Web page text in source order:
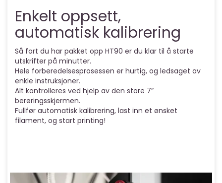
Enkelt oppsett,
automatisk kalibrering
Så fort du har pakket opp HT90 er du klar til å starte
utskrifter på minutter.
Hele forberedelsesprosessen er hurtig, og ledsaget av
enkle instruksjoner.
Alt kontrolleres ved hjelp av den store 7″
berøringsskjermen.
Fullfør automatisk kalibrering, last inn et ønsket
filament, og start printing!